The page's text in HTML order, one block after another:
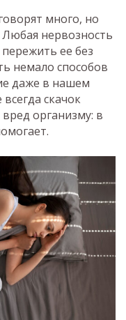
много, но
нервозность
ее без
немало способов
даже в нашем
скачок
организму: в